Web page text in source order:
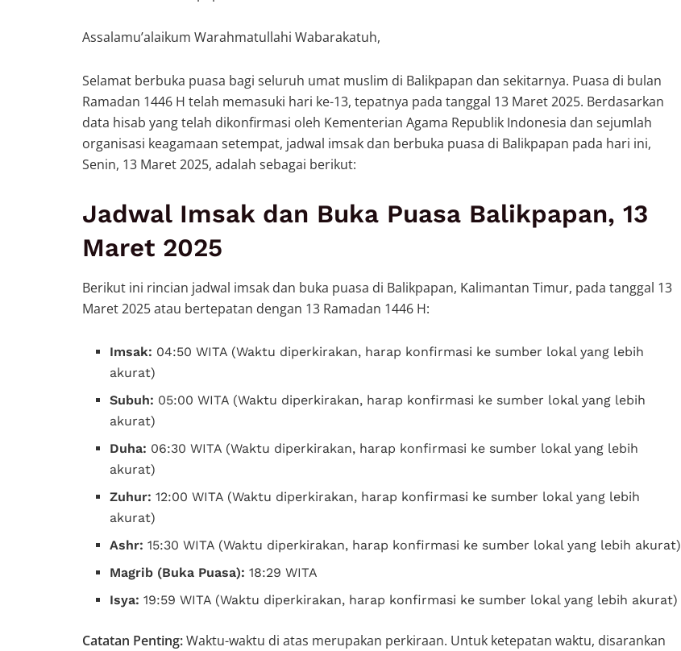
Assalamu’alaikum Warahmatullahi Wabarakatuh,
Selamat berbuka puasa bagi seluruh umat muslim di Balikpapan dan sekitarnya. Puasa di bulan
Ramadan 1446 H telah memasuki hari ke-13, tepatnya pada tanggal 13 Maret 2025. Berdasarkan
data hisab yang telah dikonfirmasi oleh Kementerian Agama Republik Indonesia dan sejumlah
organisasi keagamaan setempat, jadwal imsak dan berbuka puasa di Balikpapan pada hari ini,
Senin, 13 Maret 2025, adalah sebagai berikut:
Jadwal Imsak dan Buka Puasa Balikpapan, 13
Maret 2025
Berikut ini rincian jadwal imsak dan buka puasa di Balikpapan, Kalimantan Timur, pada tanggal 13
Maret 2025 atau bertepatan dengan 13 Ramadan 1446 H:
Imsak: 04:50 WITA (Waktu diperkirakan, harap konfirmasi ke sumber lokal yang lebih
akurat)
Subuh: 05:00 WITA (Waktu diperkirakan, harap konfirmasi ke sumber lokal yang lebih
akurat)
Duha: 06:30 WITA (Waktu diperkirakan, harap konfirmasi ke sumber lokal yang lebih
akurat)
Zuhur: 12:00 WITA (Waktu diperkirakan, harap konfirmasi ke sumber lokal yang lebih
akurat)
Ashr: 15:30 WITA (Waktu diperkirakan, harap konfirmasi ke sumber lokal yang lebih akurat)
Magrib (Buka Puasa): 18:29 WITA
Isya: 19:59 WITA (Waktu diperkirakan, harap konfirmasi ke sumber lokal yang lebih akurat)
Catatan Penting:Waktu-waktu di atas merupakan perkiraan. Untuk ketepatan waktu, disarankan